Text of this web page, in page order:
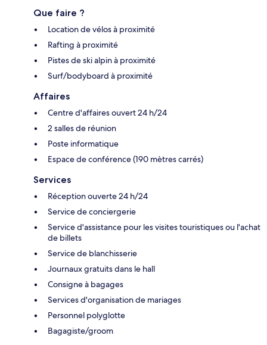
Que faire ?
Location de vélos à proximité
Rafting à proximité
Pistes de ski alpin à proximité
Surf/bodyboard à proximité
Affaires
Centre d'affaires ouvert 24 h/24
2 salles de réunion
Poste informatique
Espace de conférence (190 mètres carrés)
Services
Réception ouverte 24 h/24
Service de conciergerie
Service d'assistance pour les visites touristiques ou l'achat
de billets
Service de blanchisserie
Journaux gratuits dans le hall
Consigne à bagages
Services d'organisation de mariages
Personnel polyglotte
Bagagiste/groom